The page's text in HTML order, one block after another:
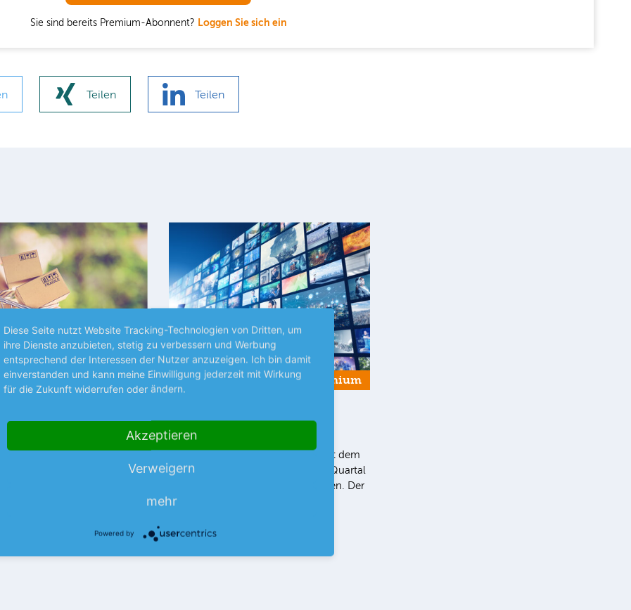
Sie sind bereits Premium-Abonnent? Loggen Sie sich ein
Teilen Teilen
Premium
Gewinn
des
um 32 % auf 115,6
Shopify weiter optimistisch
Premium
Toy Story treibt Disney
Vor allem der Film „Toy Story 5“ hat dem
Unterhaltungsriesen Disney im 3. Quartal
per Ende Juni Rückenwind gegeben. Der
Erfolg des…
News
Diese Seite nutzt Website Tracking-Technologien von Dritten, um
ihre Dienste anzubieten, stetig zu verbessern und Werbung
entsprechend der Interessen der Nutzer anzuzeigen. Ich bin damit
einverstanden und kann meine Einwilligung jederzeit mit Wirkung
für die Zukunft widerrufen oder ändern.
Akzeptieren
Verweigern
mehr
Powered by